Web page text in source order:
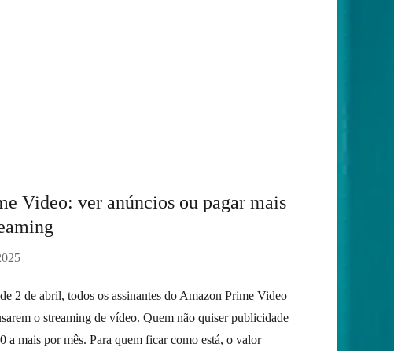
Video: ver anúncios ou pagar mais
2 de abril, todos os assinantes do Amazon Prime Video
o streaming de vídeo. Quem não quiser publicidade
a mais por mês. Para quem ficar como está, o valor